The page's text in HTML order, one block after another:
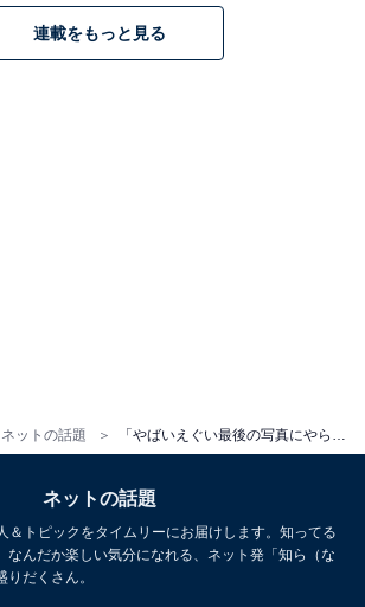
ネットの話題
連載をもっと見る
ネットの話題
＆トピックをタイムリーにお届けします。知ってる
なんだか楽しい気分になれる、ネット発「知ら（な
だくさん。